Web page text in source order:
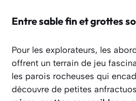
Entre sable fin et grottes
Pour les explorateurs, les
offrent un terrain de jeu
les parois rocheuses qui
découvre de petites